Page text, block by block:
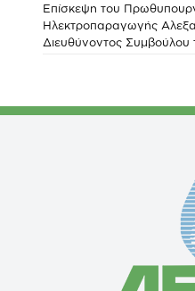
Επίσκεψη του
Ηλεκτροπαραγωγής
Διευθύνοντος